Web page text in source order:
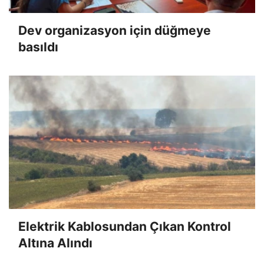
Dev organizasyon için düğmeye
basıldı
Elektrik Kablosundan Çıkan Kontrol
Altına Alındı